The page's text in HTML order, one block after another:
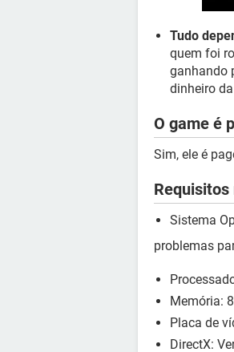
Tudo
quem foi
ganhando
dinheiro
O game é
Sim, ele é
Sistema
problemas
Memória:
Placa de
DirectX: